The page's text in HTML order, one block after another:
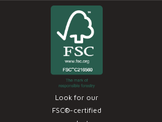
Look for our
FSC®-certified